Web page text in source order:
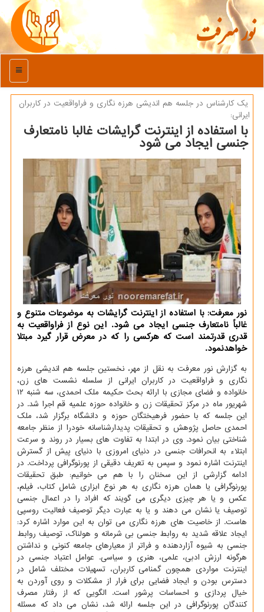
نور معرفت
منو
یك كارشناس در جلسه هم اندیشی هرزه نگاری و فراواقعیت در كاربران
ایرانی:
با استفاده از اینترنت گرایشات غالبا نامتعارف
جنسی ایجاد می شود
نور معرفت: با استفاده از اینترنت گرایشات به موضوعات متنوع و
غالباً نامتعارف جنسی ایجاد می شود. این نوع از فراواقعیت به
قدری قدرتمند است كه هركسی را كه در معرض قرار گیرد مبتلا
خواهدنمود.
به گزارش نور معرفت به نقل از مهر، نخستین جلسه هم اندیشی هرزه
نگاری و فراواقعیت در كاربران ایرانی از سلسله نشست های زن،
خانواده و فضای مجازی با ارائه بحث حكیمه ملك احمدی، سه شنبه ۱۲
شهریور ماه در مركز تحقیقات زن و خانواده حوزه علمیه قم اجرا شد. در
این جلسه كه با حضور فرهیختگان حوزه و دانشگاه برگزار شد، ملك
احمدی حاصل پژوهش و تحقیقاتِ پدیدارشناسانه خودرا از منظر جامعه
شناختی بیان نمود. وی در ابتدا به تفاوت های بسیار در روند و سرعت
ابتلاء به انحرافات جنسی در دنیای امروزی با دنیای پیش از گسترش
اینترنت اشاره نمود و سپس به تعریف دقیقی از پورنوگرافی پرداخت. در
ادامه گزارشی از این سخنان را با هم می خوانیم: طبق تحقیقات
پورنوگرافی یا همان هرزه نگاری به هر نوع ابزاری شامل كتاب، فیلم،
عكس و یا هر چیزی دیگری می گویند كه افراد را در اعمال جنسی
توصیف یا نشان می دهند و یا به عبارت دیگر توصیف فعالیت روسپی
هاست. از خاصیت های هرزه نگاری می توان به این موارد اشاره كرد:
ایجاد علاقه شدید به روابط جنسی بی شرمانه و هولناك، توصیف روابط
جنسی به شیوه آزاردهنده و فراتر از معیارهای جامعه كنونی و نداشتن
هرگونه ارزش ادبی، علمی، هنری و سیاسی. عوامل اعتیاد جنسی در
اینترنت مواردی همچون گمنامی كاربران، تسهیلات مختلف شامل در
دسترس بودن و ایجاد فضایی برای فرار از مشكلات و روی آوردن به
خیال پردازی و احساسات پرشور است. الگویی كه از رفتار مصرف
كنندگان پورنوگرافی در این جلسه ارائه شد، نشان می داد كه مسئله